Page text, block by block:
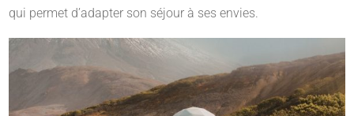
qui permet d’adapter son séjour à ses envies.